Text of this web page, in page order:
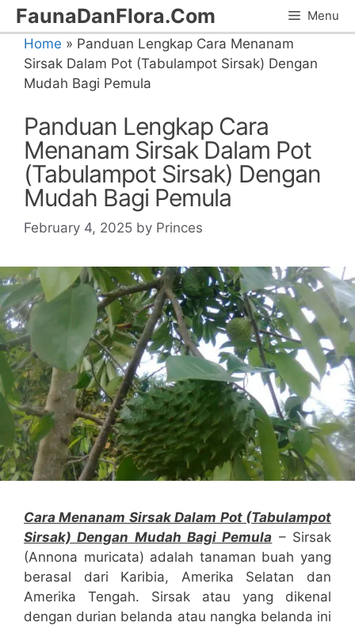
Skip
to
content
FaunaDanFlora.Com Menu
Home » Panduan Lengkap Cara Menanam
Sirsak Dalam Pot (Tabulampot Sirsak) Dengan
Mudah Bagi Pemula
Panduan Lengkap Cara
Menanam Sirsak Dalam Pot
(Tabulampot Sirsak) Dengan
Mudah Bagi Pemula
February 4, 2025 by Princes
Cara Menanam Sirsak Dalam Pot (Tabulampot
Sirsak) Dengan Mudah Bagi Pemula – Sirsak
(Annona muricata) adalah tanaman buah yang
berasal dari Karibia, Amerika Selatan dan
Amerika Tengah. Sirsak atau yang dikenal
dengan durian belanda atau nangka belanda ini